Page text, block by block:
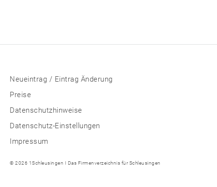
Neueintrag / Eintrag Änderung
Preise
Datenschutzhinweise
Datenschutz-Einstellungen
Impressum
© 2026 1Schleusingen I Das Firmenverzeichnis für Schleusingen